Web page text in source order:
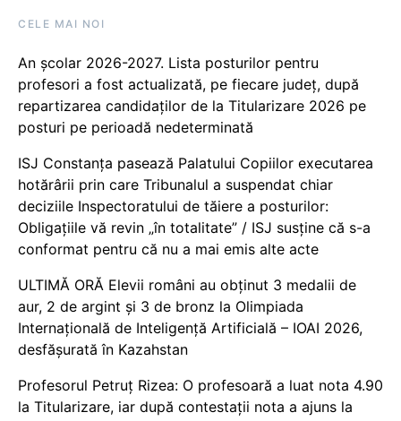
CELE MAI NOI
An școlar 2026-2027. Lista posturilor pentru
profesori a fost actualizată, pe fiecare județ, după
repartizarea candidaților de la Titularizare 2026 pe
posturi pe perioadă nedeterminată
ISJ Constanța pasează Palatului Copiilor executarea
hotărârii prin care Tribunalul a suspendat chiar
deciziile Inspectoratului de tăiere a posturilor:
Obligațiile vă revin „în totalitate” / ISJ susține că s-a
conformat pentru că nu a mai emis alte acte
ULTIMĂ ORĂ Elevii români au obținut 3 medalii de
aur, 2 de argint și 3 de bronz la Olimpiada
Internațională de Inteligență Artificială – IOAI 2026,
desfășurată în Kazahstan
Profesorul Petruț Rizea: O profesoară a luat nota 4.90
la Titularizare, iar după contestații nota a ajuns la